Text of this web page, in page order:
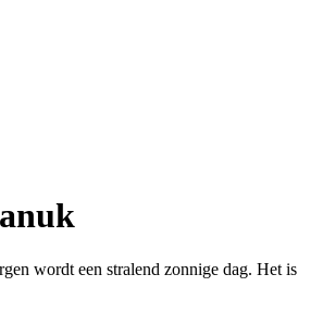
wordt een stralend zonnige dag. Het is